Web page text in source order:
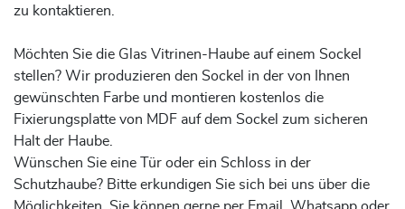
zu kontaktieren.
Möchten Sie die Glas Vitrinen-Haube auf einem Sockel
stellen? Wir produzieren den Sockel in der von Ihnen
gewünschten Farbe und montieren kostenlos die
Fixierungsplatte von MDF auf dem Sockel zum sicheren
Halt der Haube.
Wünschen Sie eine Tür oder ein Schloss in der
Schutzhaube? Bitte erkundigen Sie sich bei uns über die